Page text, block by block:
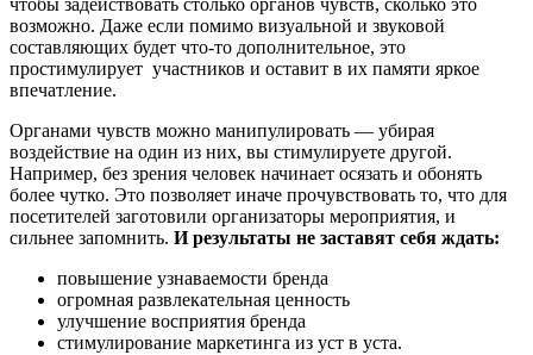
чтобы задействовать столько органов чувств, сколько это
возможно. Даже если помимо визуальной и звуковой
составляющих будет что-то дополнительное, это
простимулирует участников и оставит в их памяти яркое
впечатление.
Органами чувств можно манипулировать — убирая
воздействие на один из них, вы стимулируете другой.
Например, без зрения человек начинает осязать и обонять
более чутко. Это позволяет иначе прочувствовать то, что для
посетителей заготовили организаторы мероприятия, и
сильнее запомнить. И результаты не заставят себя ждать:
повышение узнаваемости бренда
огромная развлекательная ценность
улучшение восприятия бренда
стимулирование маркетинга из уст в уста.